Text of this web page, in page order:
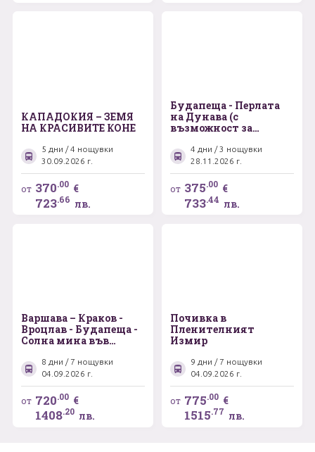
КАПАДОКИЯ – ЗЕМЯ
НА КРАСИВИТЕ КОНЕ
5 дни / 4 нощувки
30.09.2026 г.
от 370.00 €
723.66 лв.
Будапеща - Перлата
на Дунава (с
възможност за
градът на мечтите)
4 дни / 3 нощувки
28.11.2026 г.
от 375.00 €
733.44 лв.
Варшава – Краков -
Вроцлав - Будапеща -
Солна мина във
Напока
8 дни / 7 нощувки
04.09.2026 г.
от 720.00 €
1408.20 лв.
Почивка в
Пленителният
Измир
9 дни / 7 нощувки
04.09.2026 г.
от 775.00 €
1515.77 лв.